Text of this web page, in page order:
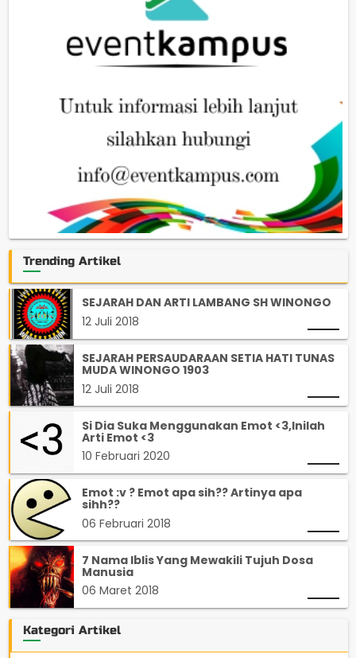
Trending Artikel
SEJARAH DAN ARTI LAMBANG SH WINONGO
12 Juli 2018
SEJARAH PERSAUDARAAN SETIA HATI TUNAS
MUDA WINONGO 1903
12 Juli 2018
Si Dia Suka Menggunakan Emot <3,Inilah
Arti Emot <3
10 Februari 2020
Emot :v ? Emot apa sih?? Artinya apa
sihh??
06 Februari 2018
7 Nama Iblis Yang Mewakili Tujuh Dosa
Manusia
06 Maret 2018
Kategori Artikel